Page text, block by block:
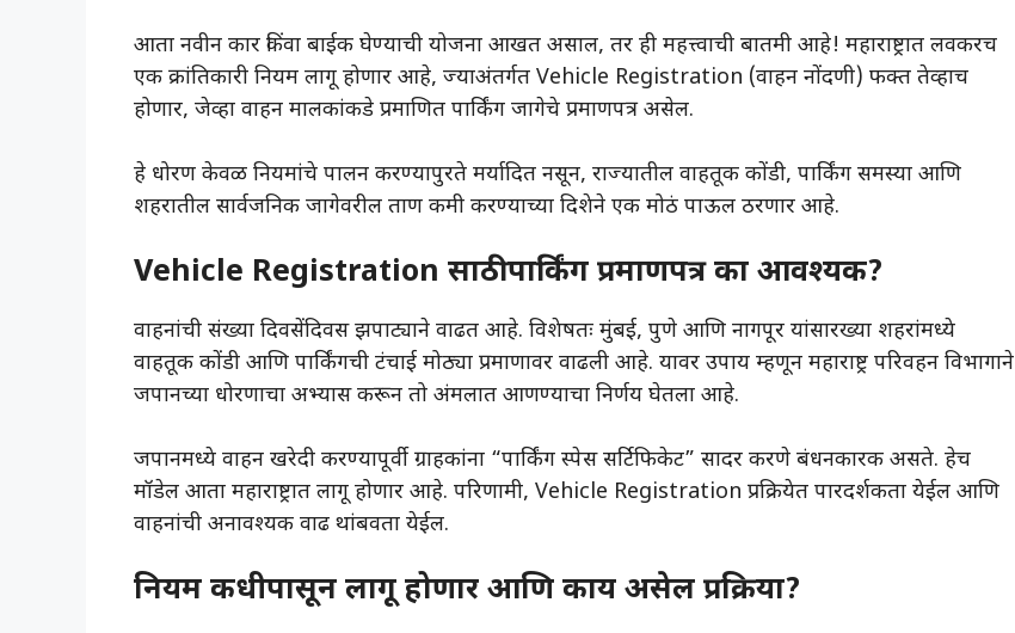
आता नवीन कार किंवा बाईक घेण्याची योजना आखत असाल, तर ही महत्त्वाची बातमी आहे! महाराष्ट्रात लवकरच
एक क्रांतिकारी नियम लागू होणार आहे, ज्याअंतर्गत Vehicle Registration (वाहन नोंदणी) फक्त तेव्हाच
होणार, जेव्हा वाहन मालकांकडे प्रमाणित पार्किंग जागेचे प्रमाणपत्र असेल.
हे धोरण केवळ नियमांचे पालन करण्यापुरते मर्यादित नसून, राज्यातील वाहतूक कोंडी, पार्किंग समस्या आणि
शहरातील सार्वजनिक जागेवरील ताण कमी करण्याच्या दिशेने एक मोठं पाऊल ठरणार आहे.
Vehicle Registration साठी पार्किंग प्रमाणपत्र का आवश्यक?
वाहनांची संख्या दिवसेंदिवस झपाट्याने वाढत आहे. विशेषतः मुंबई, पुणे आणि नागपूर यांसारख्या शहरांमध्ये
वाहतूक कोंडी आणि पार्किंगची टंचाई मोठ्या प्रमाणावर वाढली आहे. यावर उपाय म्हणून महाराष्ट्र परिवहन विभागाने
जपानच्या धोरणाचा अभ्यास करून तो अंमलात आणण्याचा निर्णय घेतला आहे.
जपानमध्ये वाहन खरेदी करण्यापूर्वी ग्राहकांना “पार्किंग स्पेस सर्टिफिकेट” सादर करणे बंधनकारक असते. हेच
मॉडेल आता महाराष्ट्रात लागू होणार आहे. परिणामी, Vehicle Registration प्रक्रियेत पारदर्शकता येईल आणि
वाहनांची अनावश्यक वाढ थांबवता येईल.
नियम कधीपासून लागू होणार आणि काय असेल प्रक्रिया?